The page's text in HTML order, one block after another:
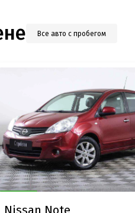
Все авто с пробегом